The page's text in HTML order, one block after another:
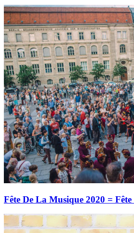
Fête De La Musique 2020 =